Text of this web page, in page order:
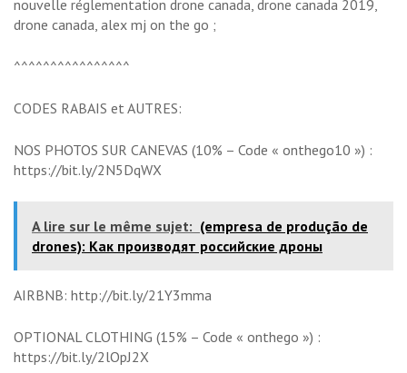
nouvelle réglementation drone canada, drone canada 2019,
drone canada, alex mj on the go ;
^^^^^^^^^^^^^^^^
CODES RABAIS et AUTRES:
NOS PHOTOS SUR CANEVAS (10% – Code « onthego10 ») :
https://bit.ly/2N5DqWX
A lire sur le même sujet: (empresa de produção de
drones): Как производят российские дроны
AIRBNB: http://bit.ly/21Y3mma
OPTIONAL CLOTHING (15% – Code « onthego ») :
https://bit.ly/2lOpJ2X